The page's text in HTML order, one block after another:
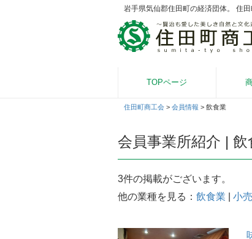
岩手県気仙郡住田町の経済団体。 住
TOPページ
住田町商工会 > 会員情報 > 飲食業
会員事業所紹介 | 飲
3件の掲載がございます。
他の業種を見る： 飲食業 小